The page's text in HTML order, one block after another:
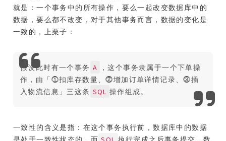
就是：一个事务中的所有操作，要么一起改变数据库中的
数据，要么都不改变，对于其他事务而言，数据的变化是
一致的，上栗子：
假设此时有一个事务 A
，这个事务隶属于一个下单操
作，由「⓵扣库存数量、⓶增加订单详情记录、⓷插
入物流信息」三这条 SQL 操作组成。
一致性的含义是指：在这个事务执行前，数据库中的数据
是处于一致性状态的，而 SQL
执行完成之后事务提交，数